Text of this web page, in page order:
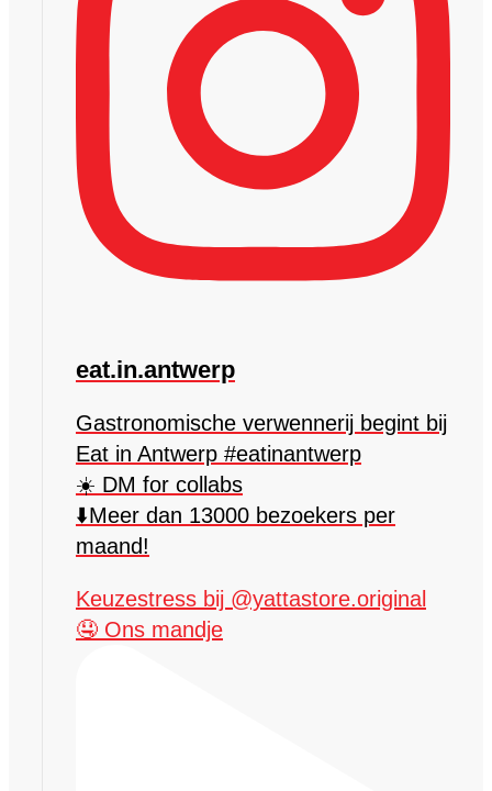
eat.in.antwerp
Gastronomische verwennerij begint bij
Eat in Antwerp #eatinantwerp
☀️ DM for collabs
⬇️Meer dan 13000 bezoekers per
maand!
Keuzestress bij @yattastore.original
🤤 Ons mandje